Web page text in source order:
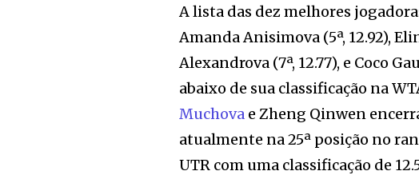
A lista das dez melhores
Amanda Anisimova (5ª, 12.92),
Alexandrova (7ª, 12.77), e Coco
abaixo de sua classificação na
Muchova e Zheng Qinwen
atualmente na 25ª posição no
UTR com uma classificação de